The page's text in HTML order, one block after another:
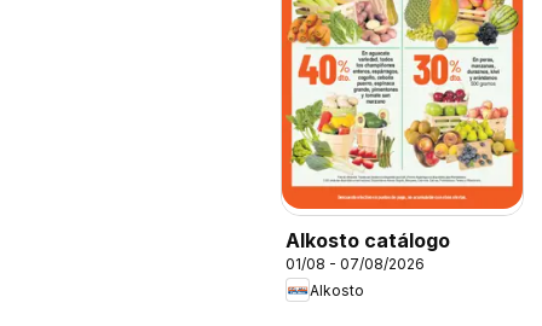
Alkosto catálogo
01/08 - 07/08/2026
Alkosto